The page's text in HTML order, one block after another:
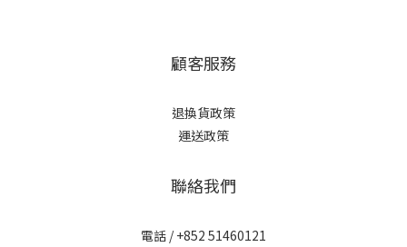
顧客服務
退換貨政策
運送政策
聯絡我們
電話 / +852 51460121